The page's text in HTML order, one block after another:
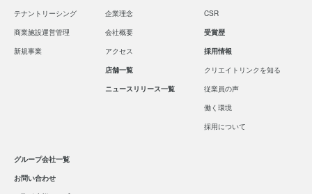
テナントリーシング
商業施設運営管理
新規事業
企業理念
会社概要
アクセス
店舗一覧
ニュースリリース一覧
CSR
受賞歴
採用情報
クリエイトリンクを知る
従業員の声
働く環境
採用について
グループ会社一覧
お問い合わせ